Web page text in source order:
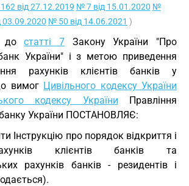
від 27.12.2019 № 7 від 15.01.2020 №
03.09.2020 № 50 від 14.06.2021 )
достатті 7 Закону України "Про
України" і з метою приведення
рахунків клієнтів банків у
вимог Цивільного кодексу України
кодексу України Правління
України ПОСТАНОВЛЯЄ:
Інструкцію про порядок відкриття і
клієнтів банків та
рахунків банків - резидентів і